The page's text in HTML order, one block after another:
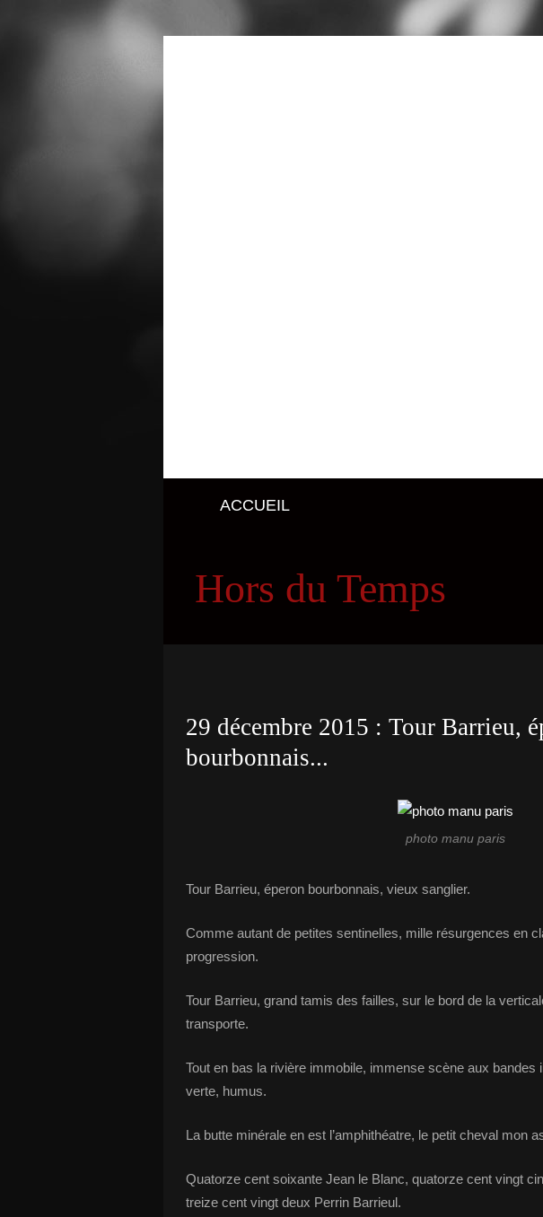
ACCUEIL
Hors du Temps
29 décembre 2015 : Tour Barrieu,
bourbonnais...
photo manu paris
Tour Barrieu, éperon bourbonnais, vieux sanglier.
Comme autant de petites sentinelles, mille résurgences en
progression.
Tour Barrieu, grand tamis des failles, sur le bord de la
transporte.
Tout en bas la rivière immobile, immense scène aux bandes
verte, humus.
La butte minérale en est l’amphithéatre, le petit cheval mon
Quatorze cent soixante Jean le Blanc, quatorze cent vingt
treize cent vingt deux Perrin Barrieul.